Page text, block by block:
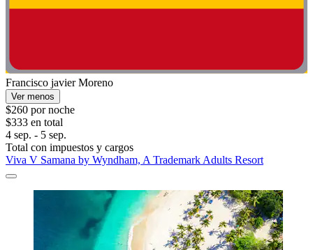
Francisco javier Moreno
Ver menos
$260 por noche
$333 en total
4 sep. - 5 sep.
Total con impuestos y cargos
Viva V Samana by Wyndham, A Trademark Adults Resort